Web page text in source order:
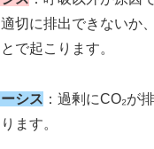
切に排出できないか
で起こります。
シス ：過剰にCO₂が
ます。